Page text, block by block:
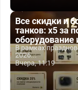
Все скидки и
танков: x5 за
оборудование
В рамках
2026...
Вчера, 11:19